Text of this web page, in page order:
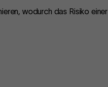
wodurch das Risiko einer